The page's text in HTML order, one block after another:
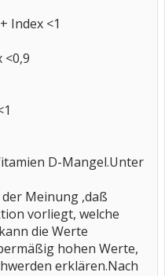
Index <1
<0,9
D-Mangel.Unter
Meinung ,daß
vorliegt, welche
die Werte
hohen Werte,
erklären.Nach